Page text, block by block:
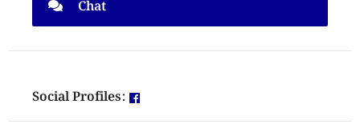
Chat
Social Profiles: